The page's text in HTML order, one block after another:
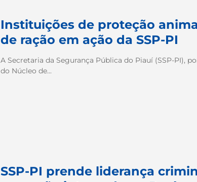
Instituições de proteção
de ração em ação da SSP-PI
A Secretaria da Segurança Pública do Piauí (SSP-PI),
do Núcleo de...
SSP-PI prende liderança